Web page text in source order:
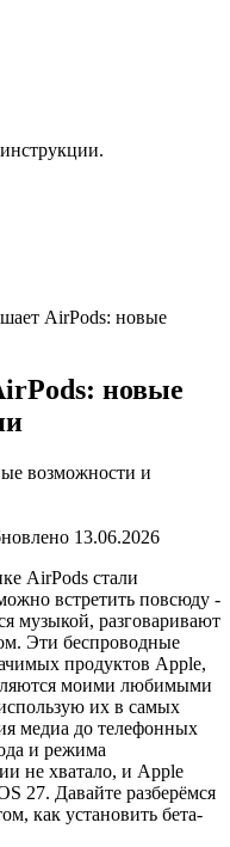
AirPods: новые
новые
13.06.2026
AirPods стали
встретить повсюду -
музыкой, разговаривают
Эти беспроводные
продуктов Apple,
моими любимыми
их в самых
медиа до телефонных
и режима
не хватало, и Apple
27. Давайте разберёмся
как установить бета-